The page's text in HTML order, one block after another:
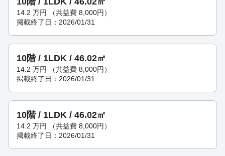
14.2 万円 （共益費 8,000円）
掲載終了日：2026/01/31
10階 / 1LDK / 46.02㎡
14.2 万円 （共益費 8,000円）
掲載終了日：2026/01/31
10階 / 1LDK / 46.02㎡
14.2 万円 （共益費 8,000円）
掲載終了日：2026/01/31